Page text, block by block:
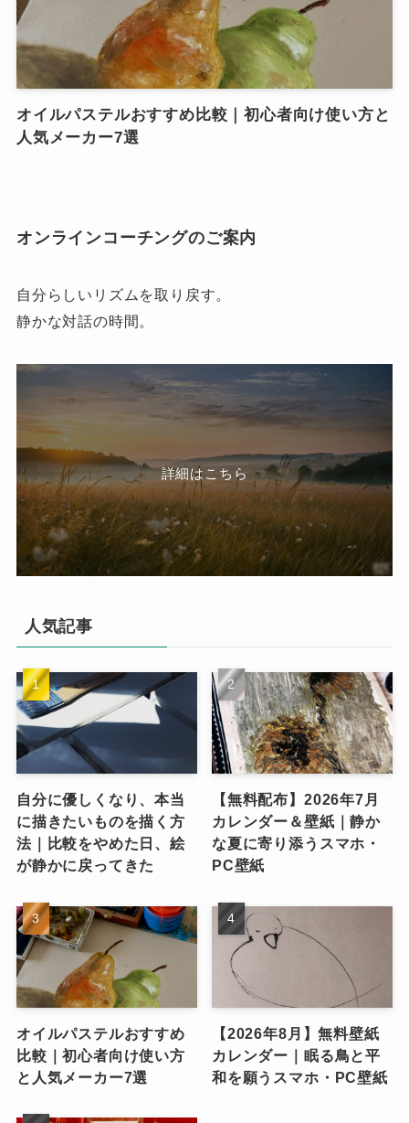
オイルパステルおすすめ比較｜初心者向け使い方と
人気メーカー7選
オンラインコーチングのご案内
自分らしいリズムを取り戻す。
静かな対話の時間。
詳細はこちら
人気記事
自分に優しくなり、本当
に描きたいものを描く方
法｜比較をやめた日、絵
が静かに戻ってきた
【無料配布】2026年7月
カレンダー＆壁紙｜静か
な夏に寄り添うスマホ・
PC壁紙
オイルパステルおすすめ
比較｜初心者向け使い方
と人気メーカー7選
【2026年8月】無料壁紙
カレンダー｜眠る鳥と平
和を願うスマホ・PC壁紙